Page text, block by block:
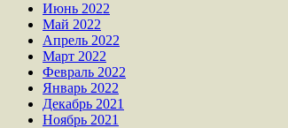
Июнь 2022
Май 2022
Апрель 2022
Март 2022
Февраль 2022
Январь 2022
Декабрь 2021
Ноябрь 2021